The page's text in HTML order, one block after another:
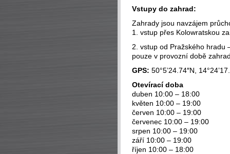
Vstupy do zahrad:
Zahrady jsou navzájem
1. vstup přes Kolowratskou
2. vstup od Pražského hradu
pouze v provozní době
GPS: 50°5’24.74″N,
Otevírací doba
duben 10:00 – 18:00
květen 10:00 – 19:00
červen 10:00 – 19:00
červenec 10:00 – 19:00
srpen 10:00 – 19:00
září 10:00 – 19:00
říjen 10:00 – 18:00